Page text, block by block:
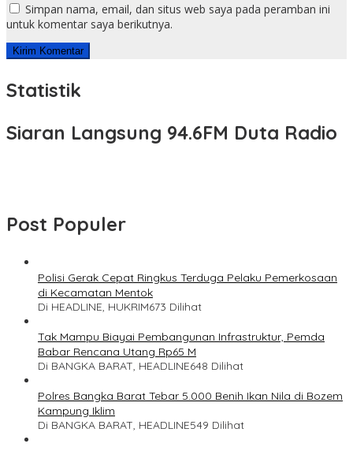
Simpan nama, email, dan situs web saya pada peramban ini
untuk komentar saya berikutnya.
Statistik
Siaran Langsung 94.6FM Duta Radio
Post Populer
Polisi Gerak Cepat Ringkus Terduga Pelaku Pemerkosaan
di Kecamatan Mentok
Di HEADLINE, HUKRIM673 Dilihat
Tak Mampu Biayai Pembangunan Infrastruktur, Pemda
Babar Rencana Utang Rp65 M
Di BANGKA BARAT, HEADLINE648 Dilihat
Polres Bangka Barat Tebar 5.000 Benih Ikan Nila di Bozem
Kampung Iklim
Di BANGKA BARAT, HEADLINE549 Dilihat